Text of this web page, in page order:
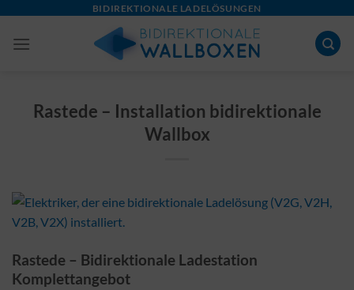
content
BIDIREKTIONALE LADELÖSUNGEN
Rastede – Installation bidirektionale
Wallbox
Rastede – Bidirektionale Ladestation
Komplettangebot